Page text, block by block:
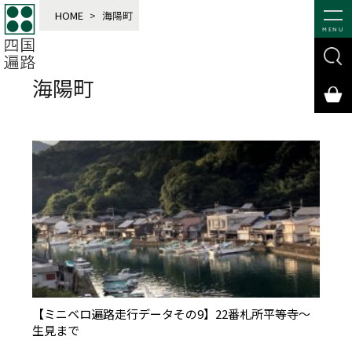
MENU
HOME > 海陽町
海陽町
【ミニベロ遍路走行データその9】22番札所平等寺〜
生見まで